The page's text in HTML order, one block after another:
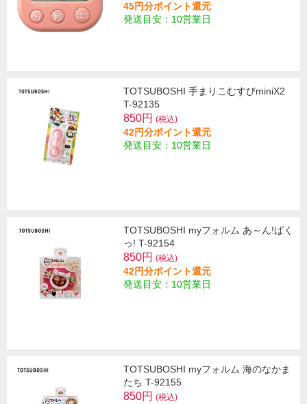
45円分ポイント還元
発送目安：10営業日
TOTSUBOSHI 手まりこむすびminiX2
T-92135
850円 (税込)
42円分ポイント還元
発送目安：10営業日
TOTSUBOSHI myフォルム あ～ん!ぱく
っ! T-92154
850円 (税込)
42円分ポイント還元
発送目安：10営業日
TOTSUBOSHI myフォルム 海のなかま
たち T-92155
850円 (税込)